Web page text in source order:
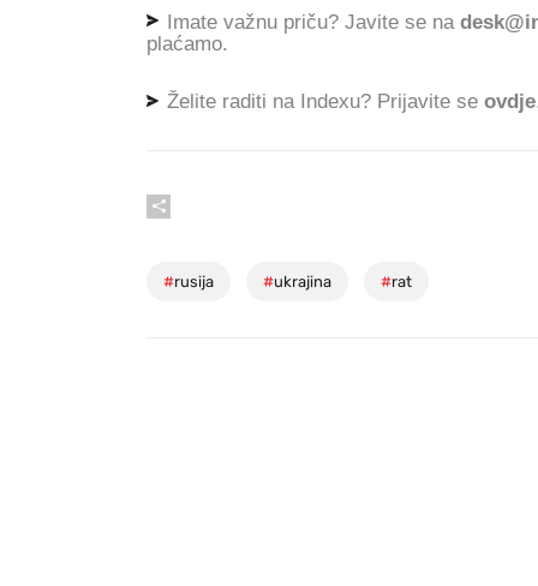
Imate važnu priču? Javite se na
plaćamo.
Želite raditi na Indexu? Prijavite se ovdje
#rusija #ukrajina #rat